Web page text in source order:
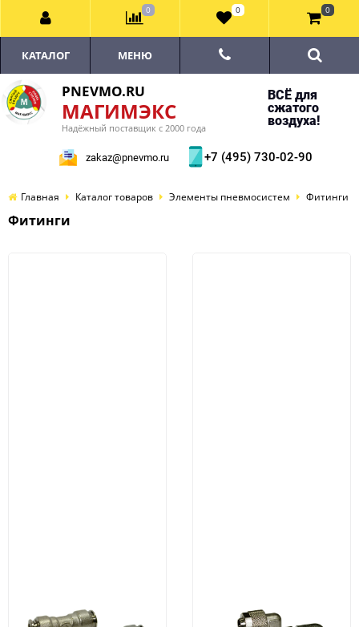
PNEVMO.RU
МАГИМЭКС
Надёжный поставщик с 2000 года
ВСЁ для
сжатого
воздуха!
zakaz@pnevmo.ru +7 (495) 730-02-90
КАТАЛОГ МЕНЮ
Главная Каталог товаров Элементы пневмосистем Фитинги
Фитинги
0 0 0